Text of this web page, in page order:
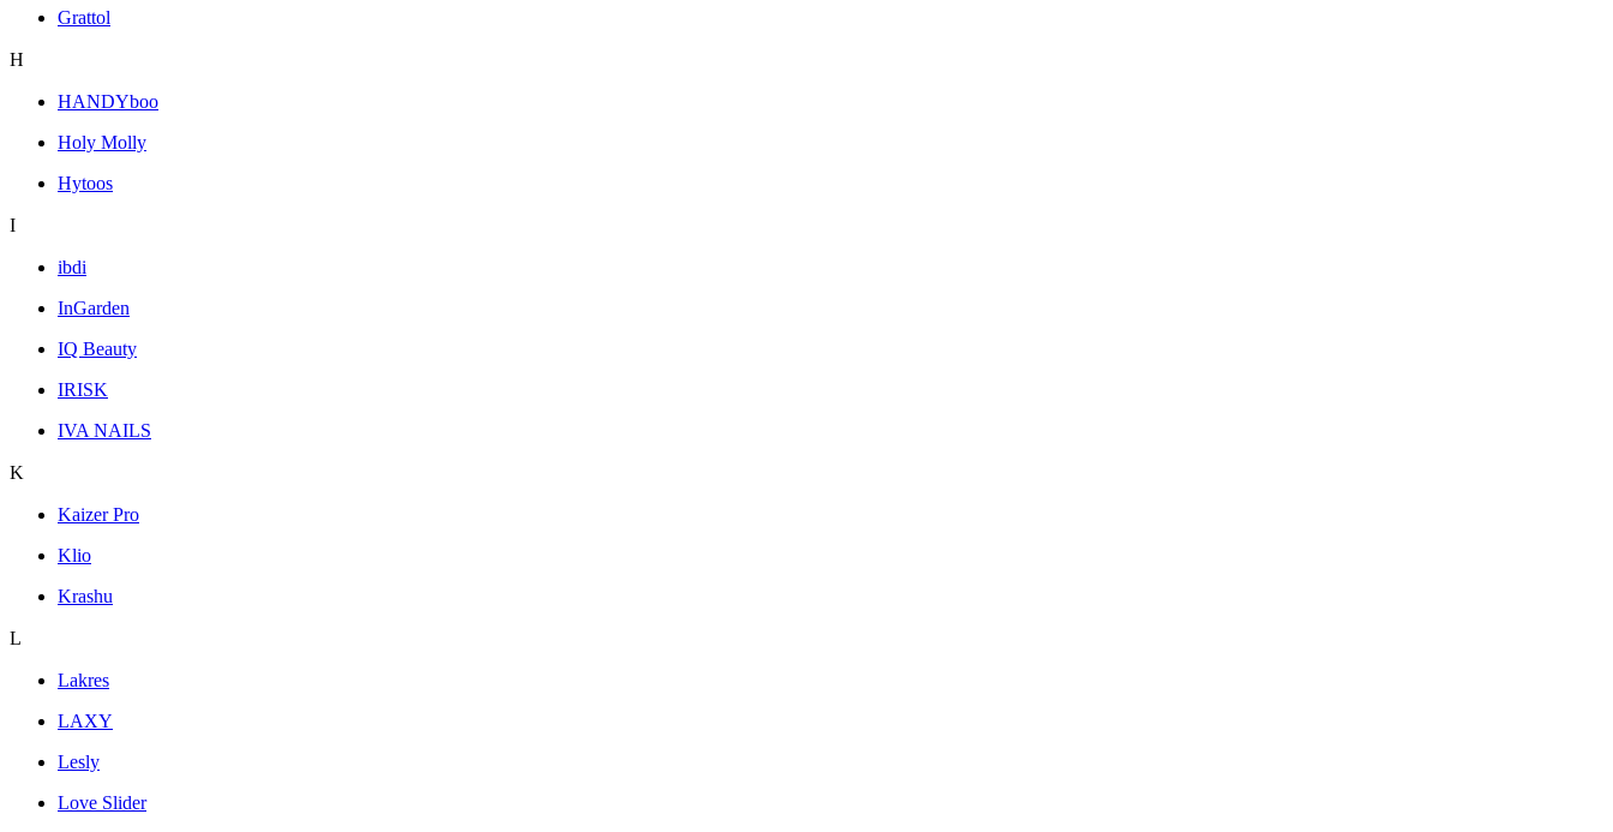
Grattol
H
HANDYboo
Holy Molly
Hytoos
I
ibdi
InGarden
IQ Beauty
IRISK
IVA NAILS
K
Kaizer Pro
Klio
Krashu
L
Lakres
LAXY
Lesly
Love Slider